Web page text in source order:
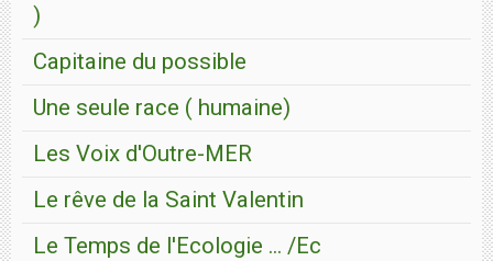
)
Capitaine du possible
Une seule race ( humaine)
Les Voix d'Outre-MER
Le rêve de la Saint Valentin
Le Temps de l'Ecologie ... /Ec